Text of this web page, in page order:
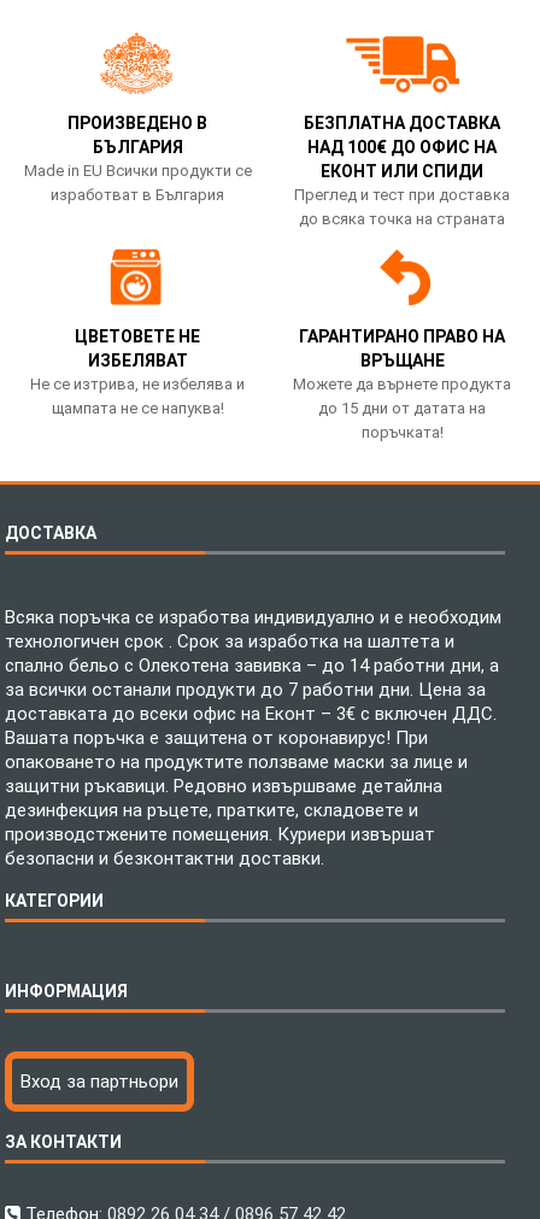
ПРОИЗВЕДЕНО В
БЪЛГАРИЯ
Made in EU Всички продукти се
изработват в България
БЕЗПЛАТНА ДОСТАВКА
НАД 100€ ДО ОФИС НА
ЕКОНТ ИЛИ СПИДИ
Преглед и тест при доставка
до всяка точка на страната
ЦВЕТОВЕТЕ НЕ
ИЗБЕЛЯВАТ
Не се изтрива, не избелява и
щампата не се напуква!
ГАРАНТИРАНО ПРАВО НА
ВРЪЩАНЕ
Можете да върнете продукта
до 15 дни от датата на
поръчката!
ДОСТАВКА
Всяка поръчка се изработва индивидуално и е необходим
технологичен срок . Срок за изработка на шалтета и
спално бельо с Олекотена завивка – до 14 работни дни, а
за всички останали продукти до 7 работни дни. Цена за
доставката до всеки офис на Еконт – 3€ с включен ДДС.
Вашата поръчка е защитена от коронавирус! При
опаковането на продуктите ползваме маски за лице и
защитни ръкавици. Редовно извършваме детайлна
дезинфекция на ръцете, пратките, складовете и
производстжените помещения. Куриери извършат
безопасни и безконтактни доставки.
КАТЕГОРИИ
Бебешки спални комплекти
Тениски с пълноцветен печат
Хавлиени кърпи
Пончо за водни спортове
Микрофибърни Велурени Кърпи
ИНФОРМАЦИЯ
Технология на печатане
Файлове за печат
Как да поръчам?
С какво сме различни?
Вход за партньори
ЗА КОНТАКТИ
Телефон:0892 26 04 34 / 0896 57 42 42